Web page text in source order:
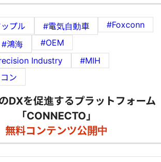
プル #電気自動車
#Foxconn
#鴻海
#OEM
Industry
#MIH
ン
DXを促進するプラットフォーム
「CONNECTO」
無料コンテンツ公開中